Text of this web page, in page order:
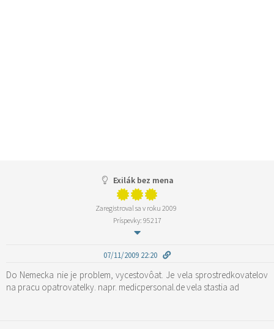
Exilák bez mena
Zaregistroval sa v roku 2009
Príspevky: 95217
07/11/2009 22:20
Do Nemecka nie je problem, vycestovôat. Je vela sprostredkovatelov
na pracu opatrovatelky. napr. medicpersonal.de vela stastia ad